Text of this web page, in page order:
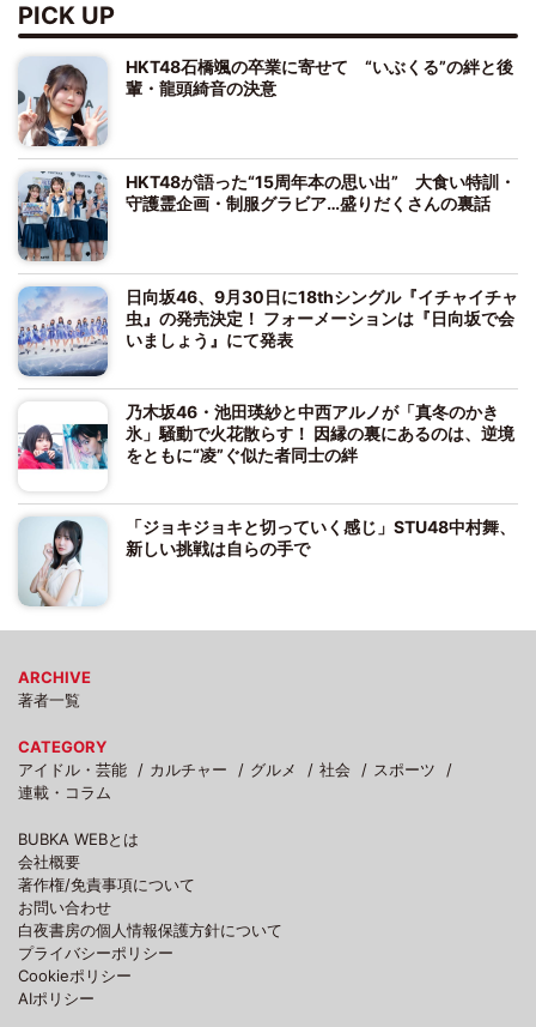
PICK UP
HKT48石橋颯の卒業に寄せて “いぶくる”の絆と後
輩・龍頭綺音の決意
HKT48が語った“15周年本の思い出” 大食い特訓・
守護霊企画・制服グラビア…盛りだくさんの裏話
日向坂46、9月30日に18thシングル『イチャイチャ
虫』の発売決定！ フォーメーションは『日向坂で会
いましょう』にて発表
乃木坂46・池田瑛紗と中西アルノが「真冬のかき
氷」騒動で火花散らす！ 因縁の裏にあるのは、逆境
をともに“凌”ぐ似た者同士の絆
「ジョキジョキと切っていく感じ」STU48中村舞、
新しい挑戦は自らの手で
ARCHIVE
著者一覧
CATEGORY
アイドル・芸能
カルチャー グルメ 社会
スポーツ
連載・コラム
BUBKA WEBとは
会社概要
著作権/免責事項について
お問い合わせ
白夜書房の個人情報保護方針について
プライバシーポリシー
Cookieポリシー
AIポリシー